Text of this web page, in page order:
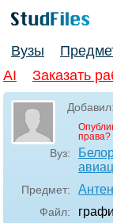
Вузы
AI
Заказать
Добавил:
права?
Вуз:
Предмет:
Файл: